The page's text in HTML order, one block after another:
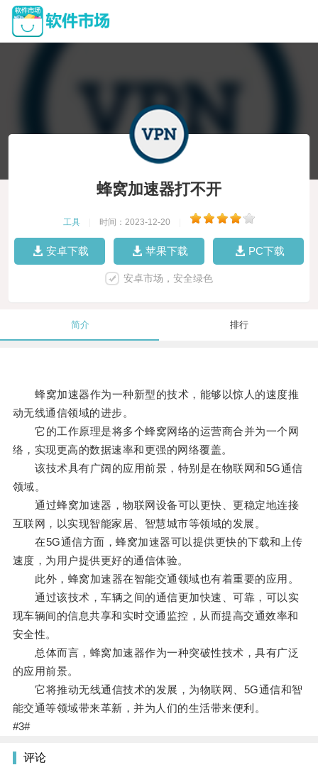
蜂窝加速器打不开
工具 时间：2023-12-20
安卓下载 苹果下载 PC下载
安卓市场，安全绿色
简介 排行
蜂窝加速器作为一种新型的技术，能够以惊人的速度推
动无线通信领域的进步。
它的工作原理是将多个蜂窝网络的运营商合并为一个网
络，实现更高的数据速率和更强的网络覆盖。
该技术具有广阔的应用前景，特别是在物联网和5G通信
领域。
通过蜂窝加速器，物联网设备可以更快、更稳定地连接
互联网，以实现智能家居、智慧城市等领域的发展。
在5G通信方面，蜂窝加速器可以提供更快的下载和上传
速度，为用户提供更好的通信体验。
此外，蜂窝加速器在智能交通领域也有着重要的应用。
通过该技术，车辆之间的通信更加快速、可靠，可以实
现车辆间的信息共享和实时交通监控，从而提高交通效率和
安全性。
总体而言，蜂窝加速器作为一种突破性技术，具有广泛
的应用前景。
它将推动无线通信技术的发展，为物联网、5G通信和智
能交通等领域带来革新，并为人们的生活带来便利。
#3#
评论